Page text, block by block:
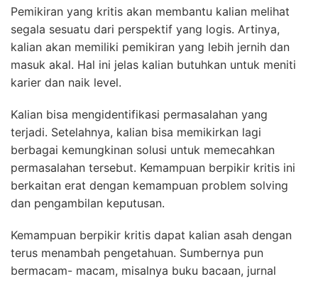
Pemikiran yang kritis akan membantu kalian melihat
segala sesuatu dari perspektif yang logis. Artinya,
kalian akan memiliki pemikiran yang lebih jernih dan
masuk akal. Hal ini jelas kalian butuhkan untuk meniti
karier dan naik level.
Kalian bisa mengidentifikasi permasalahan yang
terjadi. Setelahnya, kalian bisa memikirkan lagi
berbagai kemungkinan solusi untuk memecahkan
permasalahan tersebut. Kemampuan berpikir kritis ini
berkaitan erat dengan kemampuan problem solving
dan pengambilan keputusan.
Kemampuan berpikir kritis dapat kalian asah dengan
terus menambah pengetahuan. Sumbernya pun
bermacam- macam, misalnya buku bacaan, jurnal